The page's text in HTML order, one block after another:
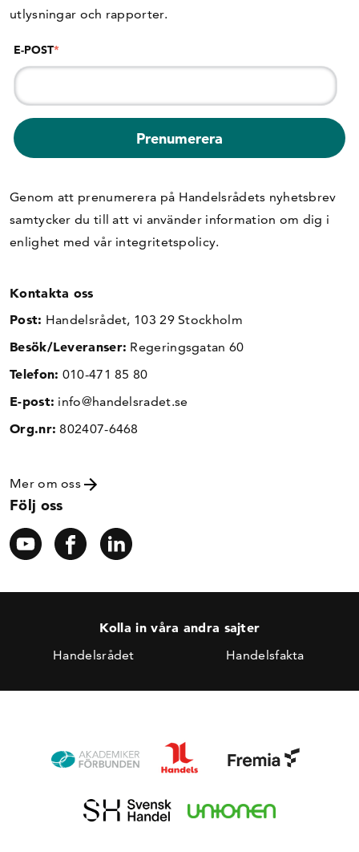
utlysningar och rapporter.
E-POST*
Genom att prenumerera på Handelsrådets nyhetsbrev
samtycker du till att vi använder information om dig i
enlighet med vår integritetspolicy.
Kontakta oss
Post: Handelsrådet, 103 29 Stockholm
Besök/Leveranser: Regeringsgatan 60
Telefon: 010-471 85 80
E-post: info@handelsradet.se
Org.nr: 802407-6468
Mer om oss
Följ oss
Kolla in våra andra sajter
Handelsrådet Handelsfakta